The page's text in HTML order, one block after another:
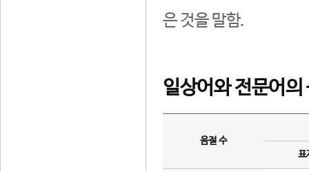
은 것을 말함.
일상어와 전문어의
음절 수
표